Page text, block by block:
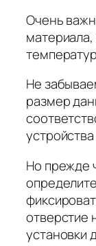
Очень
Не
размер
Но прежде
отверстие
установки